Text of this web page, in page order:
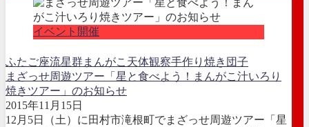
イベント開催
ふたご座流星群まんがこ 天体観察手作り焼き団子
まざっせ周遊ツアー「星と食べよう！まんがこ汁いろり
焼きツアー」のお知らせ
2015年11月15日
12月5日（土）に田村市滝根町でまざっせ周遊ツアー「星